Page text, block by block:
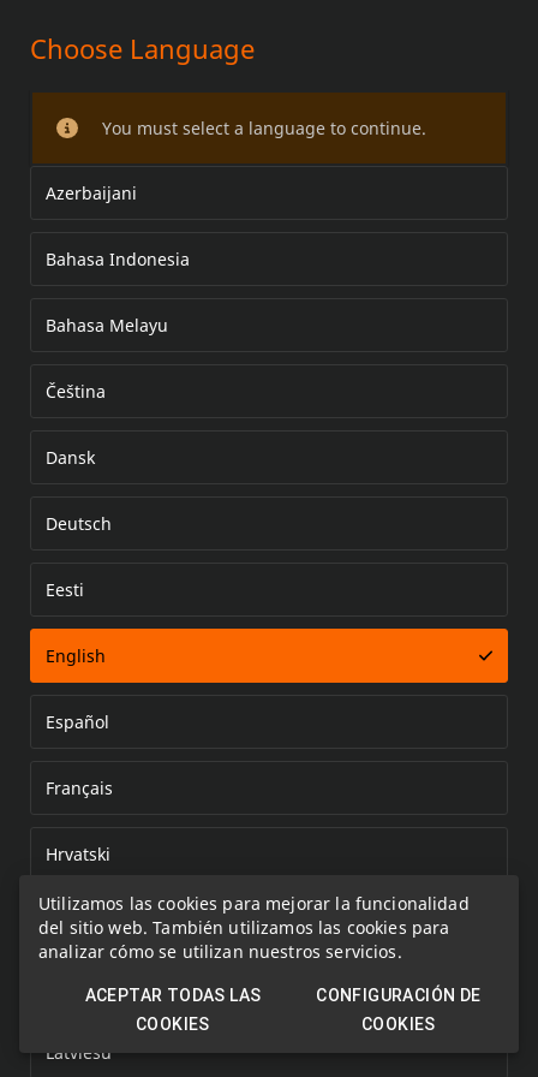
Utilizamos las cookies para mejorar la funcionalidad
del sitio web. También utilizamos las cookies para
analizar cómo se utilizan nuestros servicios.
ACEPTAR TODAS LAS
COOKIES
CONFIGURACIÓN DE
COOKIES
ALMOHADILLA DE RESPALDO
CAJA SUPERIOR
Error loading document
Choose Language
You must select a language to continue.
Azerbaijani
Bahasa Indonesia
Bahasa Melayu
Čeština
Dansk
Deutsch
Eesti
English
Español
Français
Hrvatski
Italiano
Kazakh
Latviešu